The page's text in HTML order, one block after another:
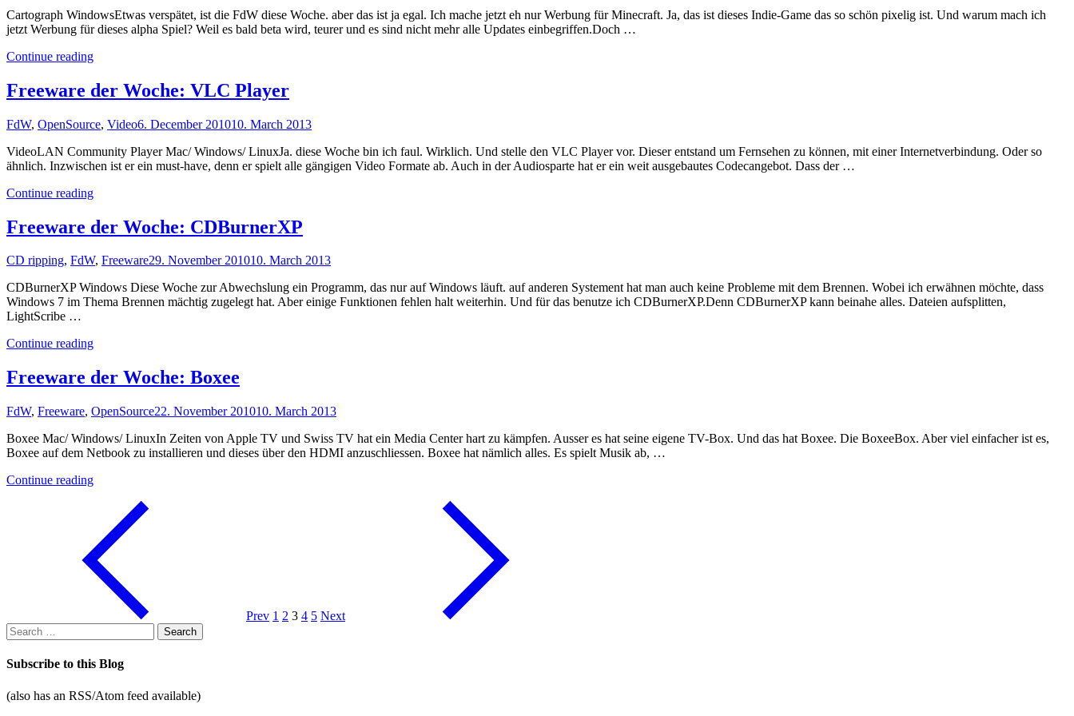
Cartograph WindowsEtwas verspätet, ist die FdW diese Woche. aber das ist ja egal. Ich mache jetzt eh nur Werbung für Minecraft. Ja, das ist dieses Indie-Game das so schön pixelig ist. Und warum mach ich
jetzt Werbung für dieses alpha Spiel? Weil es bald beta wird, teurer und es sind nicht mehr alle Updates einbegriffen.Doch …
Continue reading"Freeware
Woche:
Cartograph"
Freeware der Woche: VLC Player
FdW, OpenSource, Video6. December 201010. March 2013
VideoLAN Community Player Mac/ Windows/ LinuxJa. diese Woche bin ich faul. Wirklich. Und stelle den VLC Player vor. Dieser entstand um Fernsehen zu können, mit einer Internetverbindung. Oder so
ähnlich. Inzwischen ist er ein must-have, denn er spielt alle gängigen Video Formate ab. Auch in der Audiosparte hat er ein weit ausgebautes Codecangebot. Dass der …
Continue reading"Freeware
Woche:
VLC
Freeware der Woche: CDBurnerXP
CD ripping, FdW, Freeware29. November 201010. March 2013
CDBurnerXP Windows Diese Woche zur Abwechslung ein Programm, das nur auf Windows läuft. auf anderen Systement hat man auch keine Probleme mit dem Brennen. Wobei ich erwähnen möchte, dass
Windows 7 im Thema Brennen mächtig zugelegt hat. Aber einige Funktionen fehlen halt weiterhin. Und für das benutze ich CDBurnerXP.Denn CDBurnerXP kann beinahe alles. Dateien aufsplitten,
LightScribe …
Continue reading"Freeware
Woche:
CDBurnerXP"
Freeware der Woche: Boxee
FdW, Freeware, OpenSource22. November 201010. March 2013
Boxee Mac/ Windows/ LinuxIn Zeiten von Apple TV und Swiss TV hat ein Media Center hart zu kämpfen. Ausser es hat seine eigene TV-Box. Und das hat Boxee. Die BoxeeBox. Aber viel einfacher ist es,
Boxee auf dem Netbook zu installieren und dieses über den HDMI anzuschliessen. Boxee hat nämlich alles. Es spielt Musik ab, …
Continue reading"Freeware
Woche:
Boxee"
Prev 1 2 3 4 5 Next
Search
for:
Subscribe to this Blog
(also has an RSS/Atom feed available)